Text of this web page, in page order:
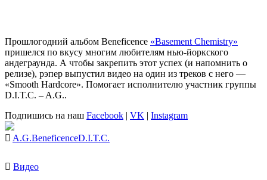
Прошлогодний альбом Beneficence «Basement Chemistry»
пришелся по вкусу многим любителям нью-йоркского
андеграунда. А чтобы закрепить этот успех (и напомнить о
релизе), рэпер выпустил видео на один из треков с него —
«Smooth Hardcore». Помогает исполнителю участник группы
D.I.T.C. – A.G..
Подпишись на наш Facebook | VK | Instagram
A.G.BeneficenceD.I.T.C.
Видео